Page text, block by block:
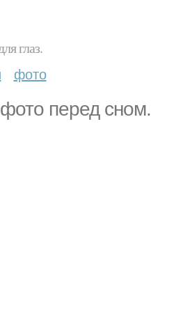
глаз.
фото
перед сном.